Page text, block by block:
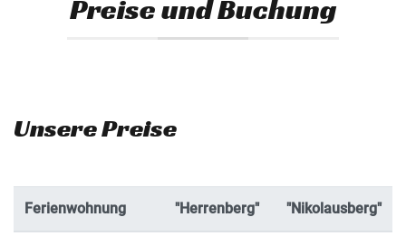
Preise und Buchung
Unsere Preise
Ferienwohnung "Herrenberg" "Nikolausberg"